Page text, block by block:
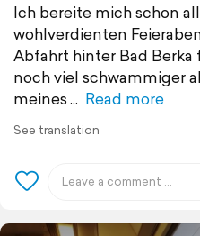
Ich bereite mich schon
wohlverdienten
Abfahrt hinter Bad
noch viel schwammiger
meines
Read more
See translation